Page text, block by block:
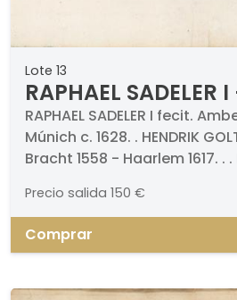
Lote 13
RAPHAEL SADELER
Desposorios
Catalina
RAPHAEL SADELER I fecit.
Múnich c. 1628. . HENDRIK
Bracht 1558 - Haarlem 1617. .
Firmado. Medidas 185 x 240
Precio salida 150 €
Comprar